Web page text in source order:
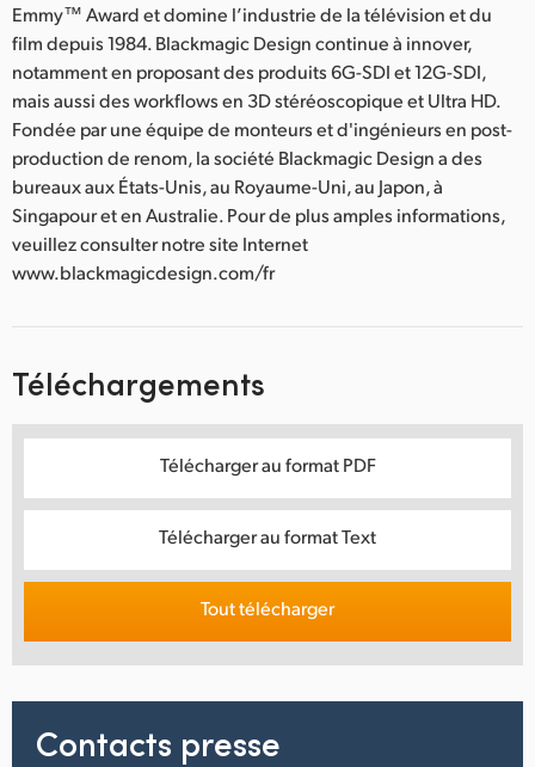
Emmy™ Award et domine l’industrie de la télévision et du
film depuis 1984. Blackmagic Design continue à innover,
notamment en proposant des produits 6G-SDI et 12G-SDI,
mais aussi des workflows en 3D stéréoscopique et Ultra HD.
Fondée par une équipe de monteurs et d'ingénieurs en post-
production de renom, la société Blackmagic Design a des
bureaux aux États-Unis, au Royaume-Uni, au Japon, à
Singapour et en Australie. Pour de plus amples informations,
veuillez consulter notre site Internet
www.blackmagicdesign.com/fr
Téléchargements
Télécharger au format PDF
Télécharger au format Text
Tout télécharger
Contacts presse